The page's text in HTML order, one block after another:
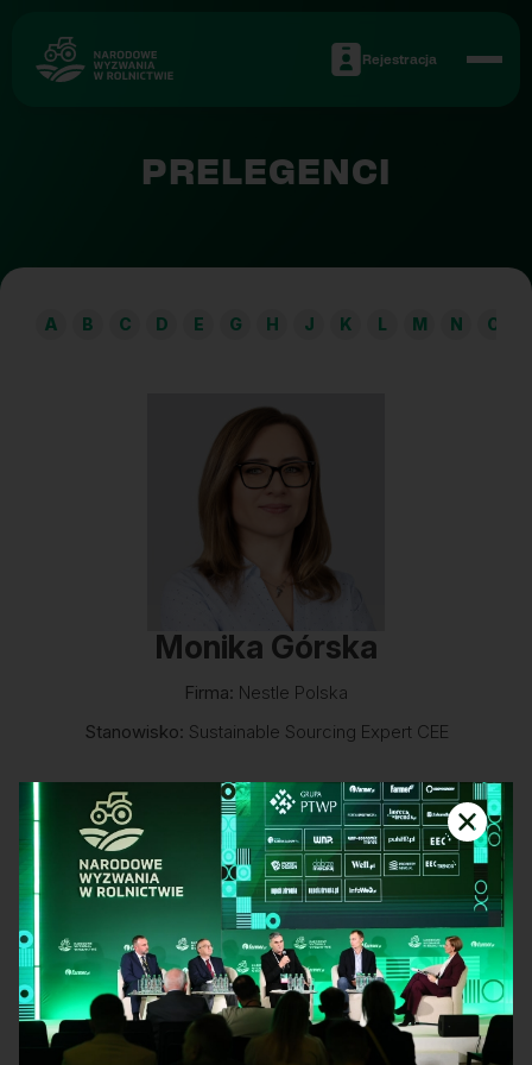
Rejestracja
PRELEGENCI
A B C D E G H J K L M N O
Monika Górska
Firma: Nestle Polska
Stanowisko: Sustainable Sourcing Expert CEE
Monika Górska jest ekspertką ds.
Zrównoważonego Pozyskiwania Surowców w
Nestlé w regionie Europy Środkowo-
Wschodniej. Posiada kilkunastoletnie
doświadczenie w pozyskiwaniu surowców w
sektorze rolno-spożywczym, co pozwoliło jej na
doskonałe zrozumienie specyfiki łańcuchów